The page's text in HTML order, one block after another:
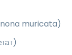
muricata)